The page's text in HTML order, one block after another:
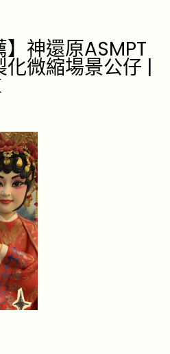
】神還原ASMPT
微縮場景公仔 |